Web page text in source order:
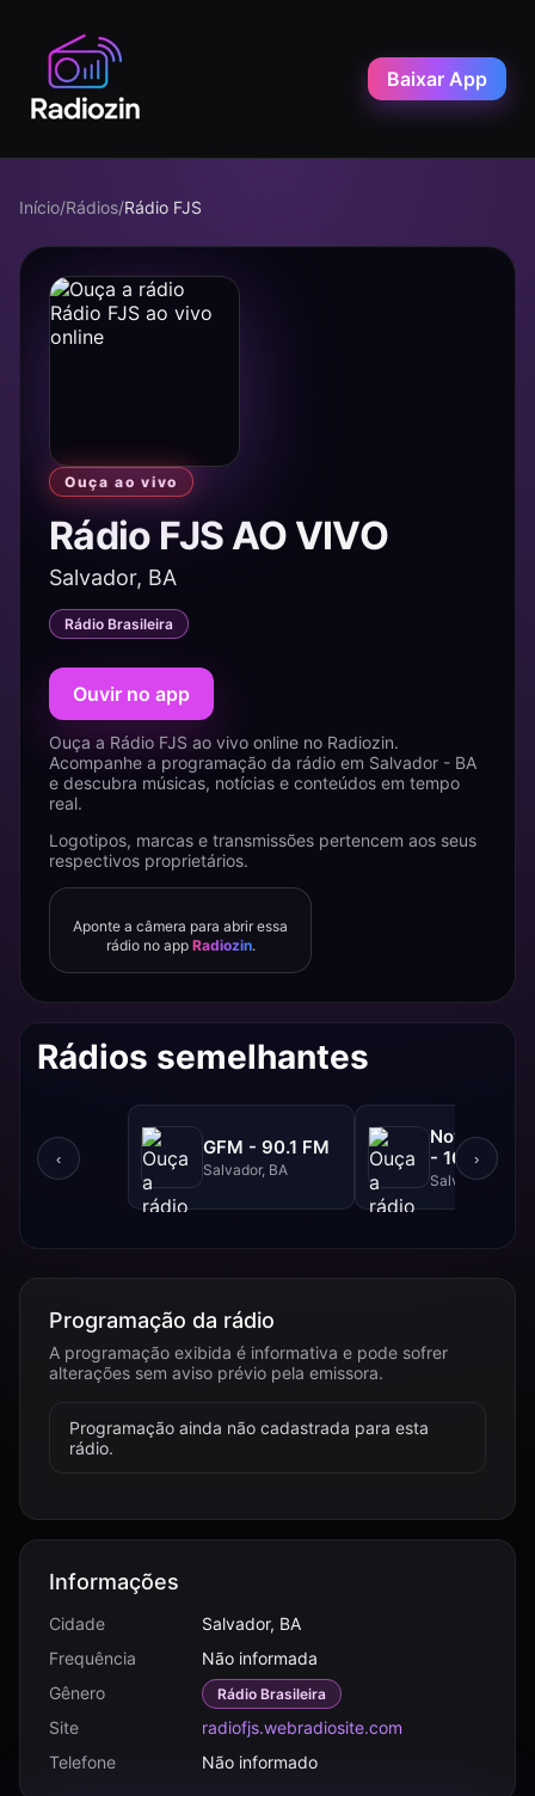
Baixar App
Início/Rádios/Rádio FJS
Ouça ao vivo
Rádio FJS AO VIVO
Salvador, BA
Rádio Brasileira
Ouvir no app
Ouça a Rádio FJS ao vivo online no Radiozin.
Acompanhe a programação da rádio em Salvador - BA
e descubra músicas, notícias e conteúdos em tempo
real.
Logotipos, marcas e transmissões pertencem aos seus
respectivos proprietários.
Aponte a câmera para abrir essa
rádio no app Radiozin.
Rádios semelhantes
‹
GFM - 90.1 FM
Salvador, BA
NovaBrasil
- 104.7 FM
Salvador, BA
›
Programação da rádio
A programação exibida é informativa e pode sofrer
alterações sem aviso prévio pela emissora.
Programação ainda não cadastrada para esta
rádio.
Informações
Cidade
Salvador, BA
Frequência
Não informada
Gênero
Rádio Brasileira
Site
radiofjs.webradiosite.com
Telefone
Não informado